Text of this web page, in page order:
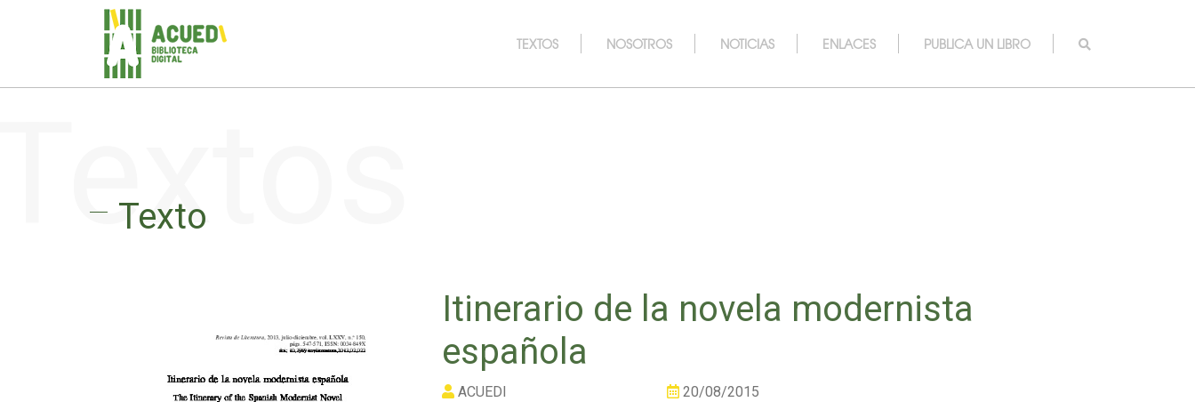
TEXTOS NOSOTROS NOTICIAS ENLACES PUBLICA UN LIBRO
Texto
Itinerario de la novela modernista
española
ACUEDI 20/08/2015